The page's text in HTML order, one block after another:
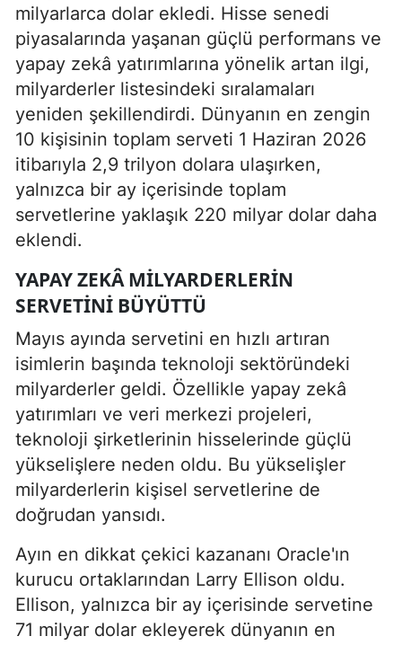
milyarlarca dolar ekledi. Hisse senedi
piyasalarında yaşanan güçlü performans ve
yapay zekâ yatırımlarına yönelik artan ilgi,
milyarderler listesindeki sıralamaları
yeniden şekillendirdi. Dünyanın en zengin
10 kişisinin toplam serveti 1 Haziran 2026
itibarıyla 2,9 trilyon dolara ulaşırken,
yalnızca bir ay içerisinde toplam
servetlerine yaklaşık 220 milyar dolar daha
eklendi.
YAPAY ZEKÂ MILYARDERLERIN
SERVETINI BÜYÜTTÜ
Mayıs ayında servetini en hızlı artıran
isimlerin başında teknoloji sektöründeki
milyarderler geldi. Özellikle yapay zekâ
yatırımları ve veri merkezi projeleri,
teknoloji şirketlerinin hisselerinde güçlü
yükselişlere neden oldu. Bu yükselişler
milyarderlerin kişisel servetlerine de
doğrudan yansıdı.
Ayın en dikkat çekici kazananı Oracle'ın
kurucu ortaklarından Larry Ellison oldu.
Ellison, yalnızca bir ay içerisinde servetine
71 milyar dolar ekleyerek dünyanın en